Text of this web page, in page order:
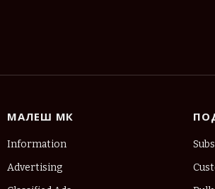
МАЛЕШ МК
Information
Advertising